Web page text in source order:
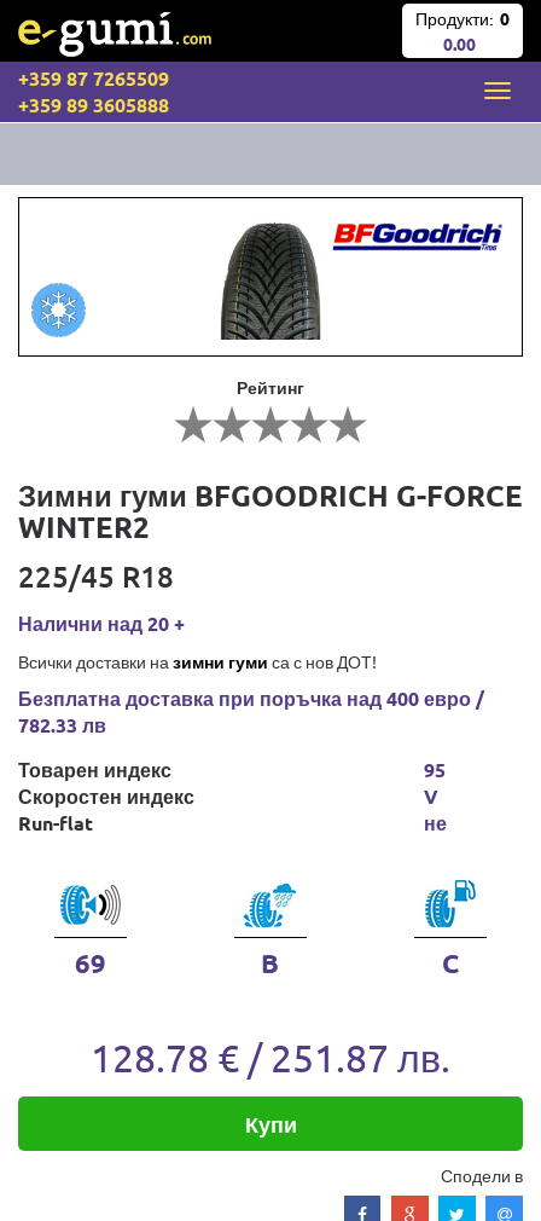
Продукти: 0
0.00
+359 87 7265509
+359 89 3605888
Рейтинг
Зимни гуми BFGOODRICH G-FORCE
WINTER2
225/45 R18
Налични над 20 +
Всички доставки на зимни гуми са с нов ДОТ!
Безплатна доставка при поръчка над 400 евро /
782.33 лв
Товарен индекс
Скоростен индекс
Run-flat
95
V
не
69 B C
128.78 € / 251.87 лв.
Купи
Сподели в